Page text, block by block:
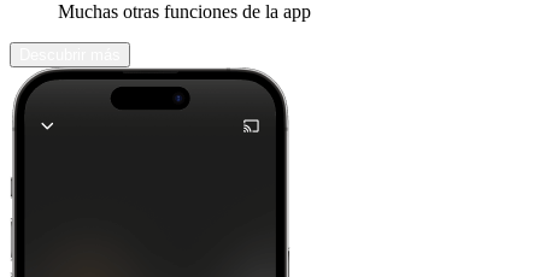
Muchas otras funciones de la app